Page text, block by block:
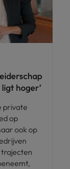
hoger’
private
op
ook op
trajecten